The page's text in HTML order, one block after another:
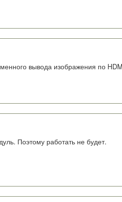
вывода изображения по
Поэтому работать не будет.